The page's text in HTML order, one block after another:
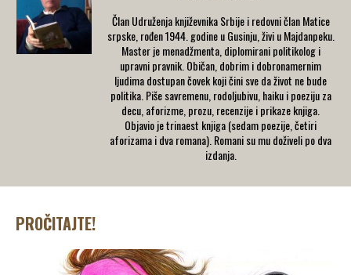
Član Udruženja književnika Srbije i redovni član Matice
srpske, rođen 1944. godine u Gusinju, živi u Majdanpeku.
Master je menadžmenta, diplomirani politikolog i
upravni pravnik. Običan, dobrim i dobronamernim
ljudima dostupan čovek koji čini sve da život ne bude
politika. Piše savremenu, rodoljubivu, haiku i poeziju za
decu, aforizme, prozu, recenzije i prikaze knjiga.
Objavio je trinaest knjiga (sedam poezije, četiri
aforizama i dva romana). Romani su mu doživeli po dva
izdanja.
PROČITAJTE!